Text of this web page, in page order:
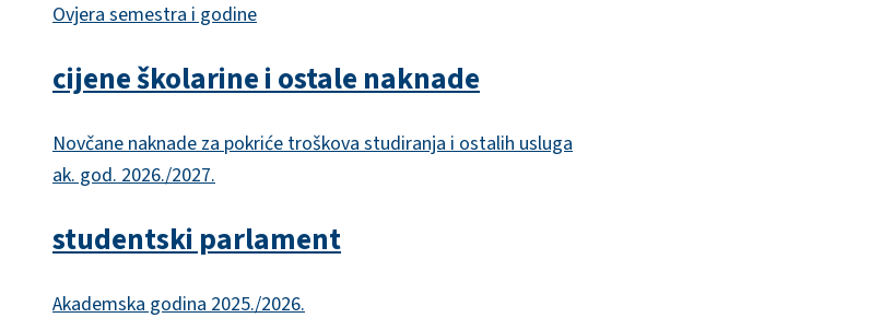
Ovjera semestra i godine
cijene školarine i ostale naknade
Novčane naknade za pokriće troškova studiranja i ostalih usluga
ak. god. 2026./2027.
studentski parlament
Akademska godina 2025./2026.